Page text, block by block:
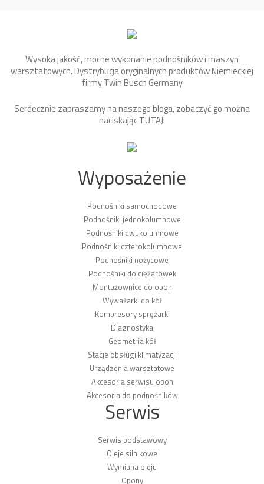
Wysoka jakość, mocne wykonanie podnośników i maszyn
warsztatowych. Dystrybucja oryginalnych produktów Niemieckiej
firmy Twin Busch Germany
Serdecznie zapraszamy na naszego bloga, zobaczyć go można
naciskającTUTAJ!
Wyposażenie
Podnośniki samochodowe
Podnośniki jednokolumnowe
Podnośniki dwukolumnowe
Podnośniki czterokolumnowe
Podnośniki nożycowe
Podnośniki do ciężarówek
Montażownice do opon
Wyważarki do kół
Kompresory sprężarki
Diagnostyka
Geometria kół
Stacje obsługi klimatyzacji
Urządzenia warsztatowe
Akcesoria serwisu opon
Akcesoria do podnośników
Serwis
Serwis podstawowy
Oleje silnikowe
Wymiana oleju
Opony